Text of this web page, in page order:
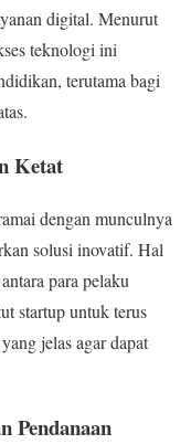
digital. Menurut
teknologi ini
terutama bagi
Ketat
dengan munculnya
solusi inovatif. Hal
para pelaku
startup untuk terus
jelas agar dapat
Pendanaan